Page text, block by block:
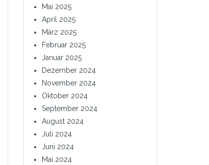
Mai 2025
April 2025
März 2025
Februar 2025
Januar 2025
Dezember 2024
November 2024
Oktober 2024
September 2024
August 2024
Juli 2024
Juni 2024
Mai 2024